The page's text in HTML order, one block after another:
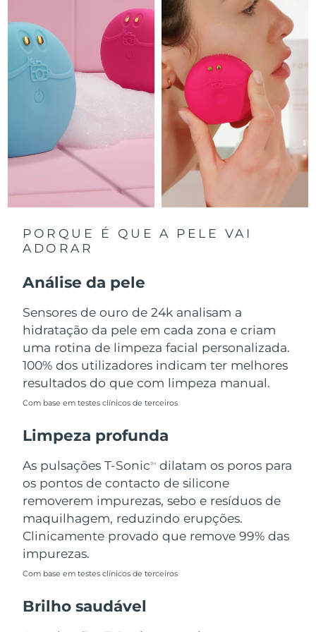
PORQUE É QUE A PELE VAI
ADORAR
Análise da pele
Sensores de ouro de 24k analisam a
hidratação da pele em cada zona e criam
uma rotina de limpeza facial personalizada.
100% dos utilizadores indicam ter melhores
resultados do que com limpeza manual.
Com base em testes clínicos de terceiros
Limpeza profunda
As pulsações T-SonicTM
dilatam os poros para
os pontos de contacto de silicone
removerem impurezas, sebo e resíduos de
maquilhagem, reduzindo erupções.
Clinicamente provado que remove 99% das
impurezas.
Com base em testes clínicos de terceiros
Brilho saudável
Entrega prevista 8/9/26
Macau, RAE da
China
Entrega prevista 8/11/26
Malásia Entrega prevista8/12/26
Entrega prevista 8/9/26
México Entrega prevista 8/13/26
Mônaco Entrega prevista 8/10/26
Países Baixos Entrega prevista
Omã Entrega prevista8/12/26
Filipinas Entrega prevista
Entrega prevista
Portugal
Porto Rico
Catar
Reunião Entrega prevista
Romênia